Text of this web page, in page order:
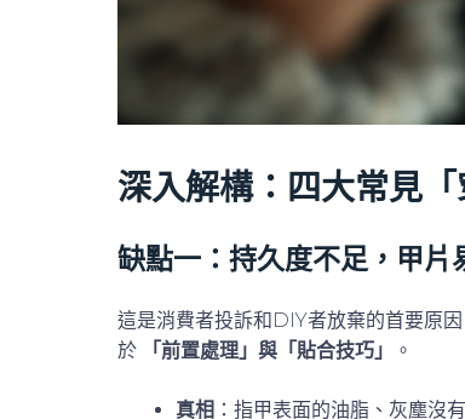
深入解構：四大常見
缺點一：持久度不足，甲片
這是消費者投訴和DIY者放棄的首要原
於
「前置處理」與「貼合技巧」 。
真相 ：指甲表面的油脂、灰塵沒